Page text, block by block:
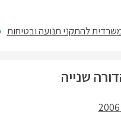
להתקני תנועה ובטיחות
שנייה